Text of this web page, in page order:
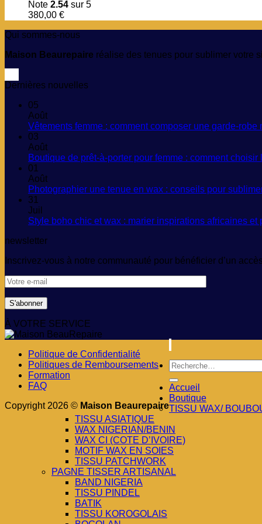
Note 2.54 sur 5
380,00 €
Qui sommes-nous
Maison Beaurepaire réalise des tenues pour sublimer votre
Dernières nouvelles
05
Août
Vêtements femme : comment composer une garde-
03
Août
Boutique de prêt-à-porter pour femme : comment
01
Août
Photographier une tenue en wax : conseils pour
31
Juil
Style boho chic et wax : marier inspirations africaines et
newsletter
Inscrivez-vous à notre communauté pour bénéficier d’un
À VOTRE SERVICE
Politique de Confidentialité
Politiques de Remboursements
Formation
FAQ
Copyright 2026 © Maison Beaurepaire
Recherche
pour :
Accueil
Boutique
TISSU WAX/
TISSU ASIATIQUE
WAX NIGERIAN/BENIN
WAX CI (COTE D’IVOIRE)
MOTIF WAX EN SOIES
TISSU PATCHWORK
PAGNE TISSER ARTISANAL
BAND NIGERIA
TISSU PINDEL
BATIK
TISSU KOROGOLAIS